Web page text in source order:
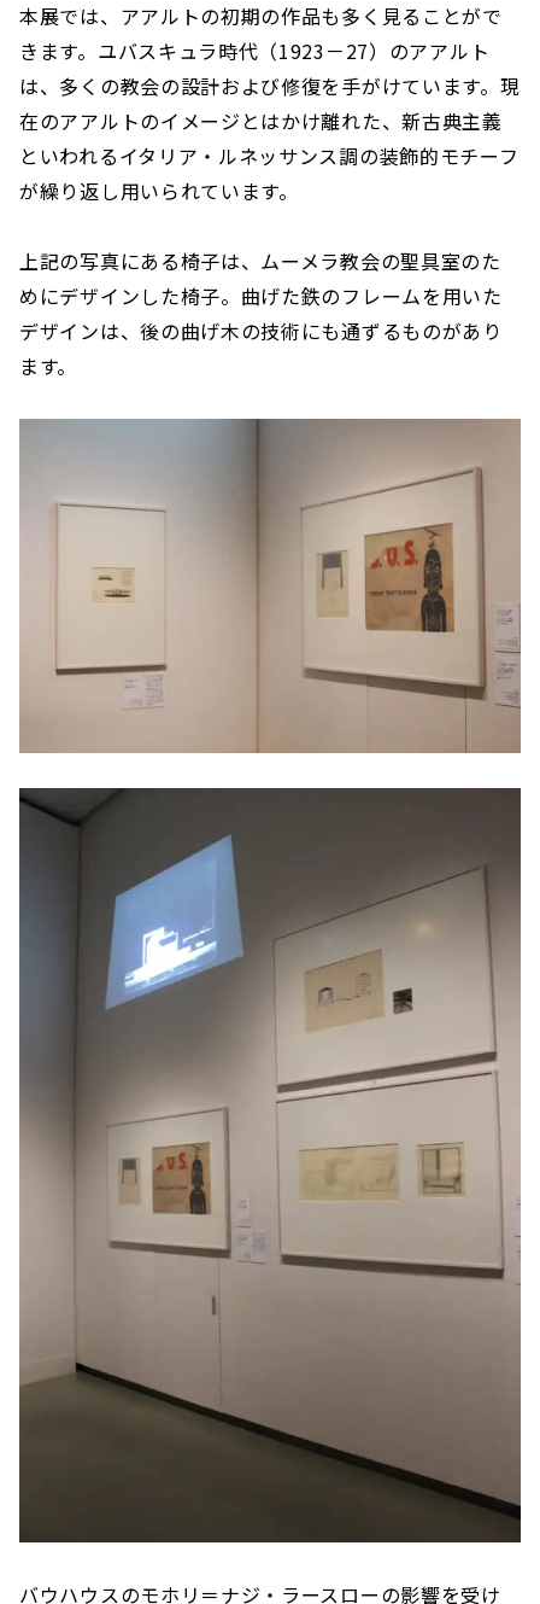
本展では、アアルトの初期の作品も多く見ることがで
きます。ユバスキュラ時代（1923－27）のアアルト
は、多くの教会の設計および修復を手がけています。現
在のアアルトのイメージとはかけ離れた、新古典主義
といわれるイタリア・ルネッサンス調の装飾的モチーフ
が繰り返し用いられています。
上記の写真にある椅子は、ムーメラ教会の聖具室のた
めにデザインした椅子。曲げた鉄のフレームを用いた
デザインは、後の曲げ木の技術にも通ずるものがあり
ます。
バウハウスのモホリ＝ナジ・ラースローの影響を受け